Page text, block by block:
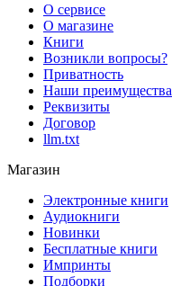
О сервисе
О магазине
Книги
Возникли вопросы?
Приватность
Наши преимущества
Реквизиты
Договор
llm.txt
Магазин
Электронные книги
Аудиокниги
Новинки
Бесплатные книги
Импринты
Подборки